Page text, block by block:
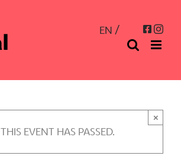
EN
THIS EVENT HAS PASSED.
×